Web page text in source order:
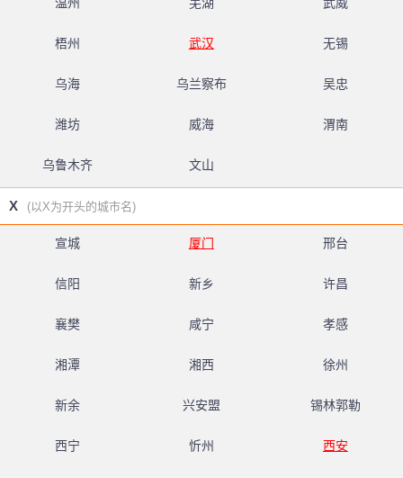
梧州 武汉 无锡
乌海 乌兰察布 吴忠
潍坊 威海 渭南
乌鲁木齐 文山
X (以X为开头的城市名)
宣城 厦门 邢台
信阳 新乡 许昌
襄樊 咸宁 孝感
湘潭 湘西 徐州
新余 兴安盟 锡林郭勒
西宁 忻州 西安